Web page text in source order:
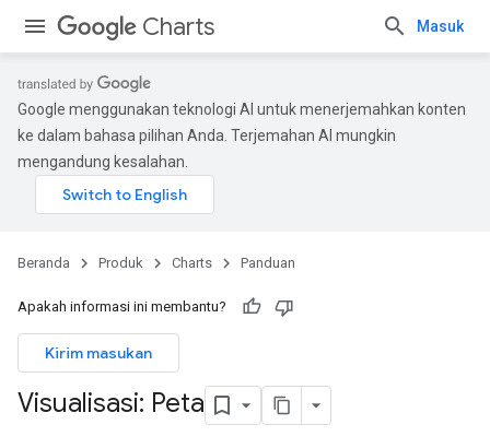
Charts Masuk
Google menggunakan teknologi AI untuk menerjemahkan konten
ke dalam bahasa pilihan Anda. Terjemahan AI mungkin
mengandung kesalahan.
Beranda Produk Charts Panduan
Apakah informasi ini membantu?
Kirim masukan
Visualisasi: Peta